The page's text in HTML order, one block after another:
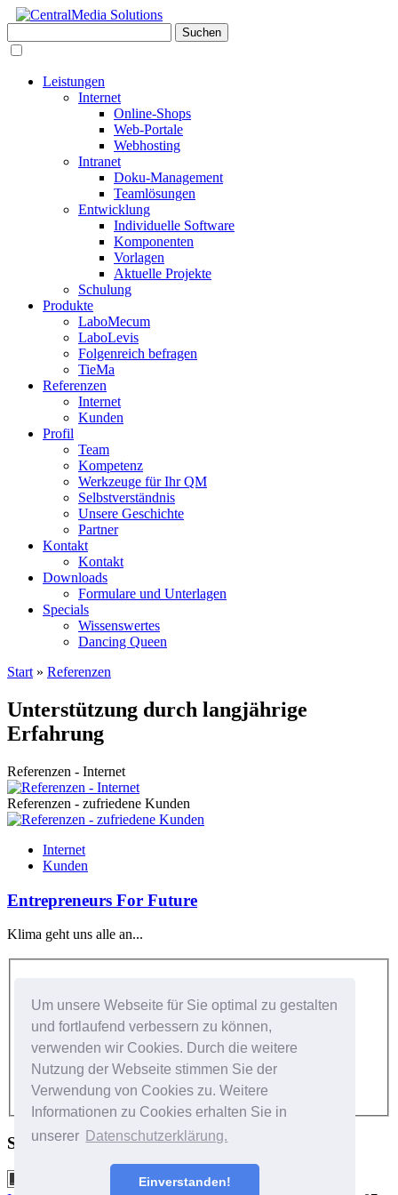
Um unsere Webseite für Sie optimal zu gestalten
und fortlaufend verbessern zu können,
verwenden wir Cookies. Durch die weitere
Nutzung der Webseite stimmen Sie der
Verwendung von Cookies zu. Weitere
Informationen zu Cookies erhalten Sie in
unserer Datenschutzerklärung.
Einverstanden!
Leistungen
Internet
Online-Shops
Web-Portale
Webhosting
Intranet
Doku-Management
Teamlösungen
Entwicklung
Individuelle Software
Komponenten
Vorlagen
Aktuelle Projekte
Schulung
Produkte
LaboMecum
LaboLevis
Folgenreich befragen
TieMa
Referenzen
Internet
Kunden
Profil
Team
Kompetenz
Werkzeuge für Ihr QM
Selbstverständnis
Unsere Geschichte
Partner
Kontakt
Kontakt
Downloads
Formulare und Unterlagen
Specials
Wissenswertes
Dancing Queen
Start » Referenzen
Unterstützung durch langjährige
Erfahrung
Referenzen - Internet
Referenzen - zufriedene Kunden
Internet
Kunden
Entrepreneurs For Future
Klima geht uns alle an...
Benutzer:
Passwort:
Social Networks